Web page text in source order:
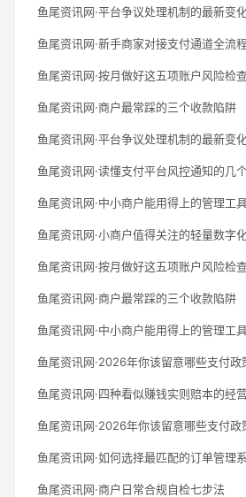
鱼尾资讯网·平台争议处理机制的最新变
鱼尾资讯网·新手商家对接支付通道全流
鱼尾资讯网·按月做好这五项账户风险检
鱼尾资讯网·商户最常踩的三个收款陷阱
鱼尾资讯网·平台争议处理机制的最新变
鱼尾资讯网·读懂支付平台风控通知的几
鱼尾资讯网·中小商户能用得上的管理工
鱼尾资讯网·小商户值得关注的轻量数字
鱼尾资讯网·按月做好这五项账户风险检
鱼尾资讯网·商户最常踩的三个收款陷阱
鱼尾资讯网·中小商户能用得上的管理工
鱼尾资讯网·2026年你该留意哪些支付政
鱼尾资讯网·四种看似赚钱实则赔本的经
鱼尾资讯网·2026年你该留意哪些支付政
鱼尾资讯网·如何选择最匹配的订单管理
鱼尾资讯网·商户日常合规自检七步法